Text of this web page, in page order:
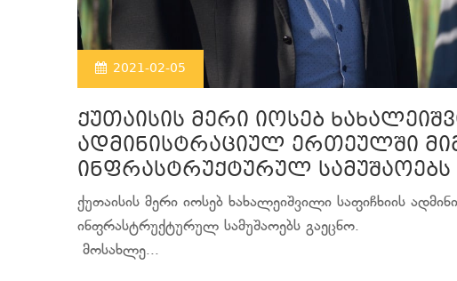
2021-02-05
ქუთაისის მერი იოსებ
ადმინისტრაციულ ერთეულში
ინფრასტრუქტურულ სამუშაოებს
ქუთაისის მერი იოსებ ხახალეიშვილი საფიჩხიის
ინფრასტრუქტურულ სამუშაოებს გაეცნო.
მოსახლე...